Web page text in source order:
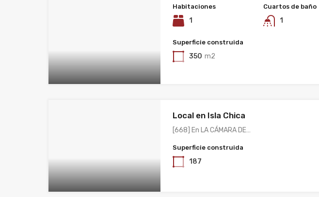
Habitaciones
1
Cuartos de baño
1
Superficie construida
350 m2
Local en Isla Chica
[668] En LA CÁMARA DE…
Superficie construida
187